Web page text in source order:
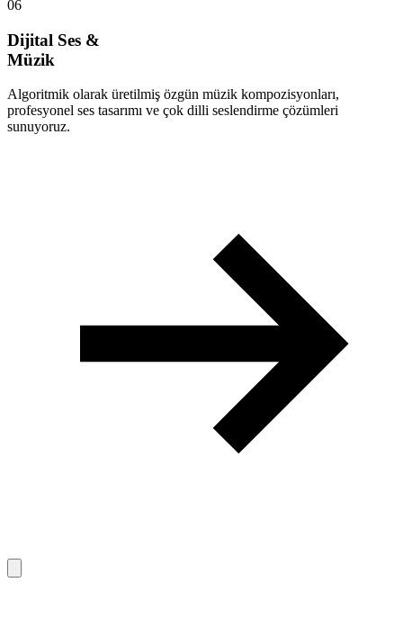
06
Dijital Ses &
Müzik
Algoritmik olarak üretilmiş özgün müzik kompozisyonları,
profesyonel ses tasarımı ve çok dilli seslendirme çözümleri
sunuyoruz.